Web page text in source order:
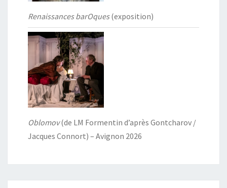
Renaissances barOques(exposition)
Oblomov(de LM Formentin d’après Gontcharov /
Jacques Connort) – Avignon 2026